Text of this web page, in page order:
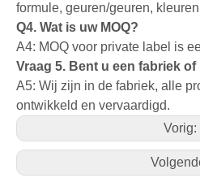
formule, geuren/geuren,
Q4. Wat is uw MOQ?
A4: MOQ voor private label is
Vraag 5. Bent u een fabriek
A5: Wij zijn in de fabriek, alle
ontwikkeld en vervaardigd.
Vorig: